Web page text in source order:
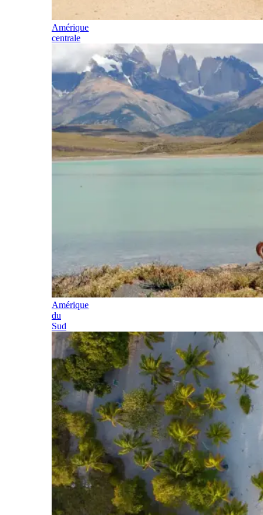
Amérique
centrale
Amérique
du
Sud